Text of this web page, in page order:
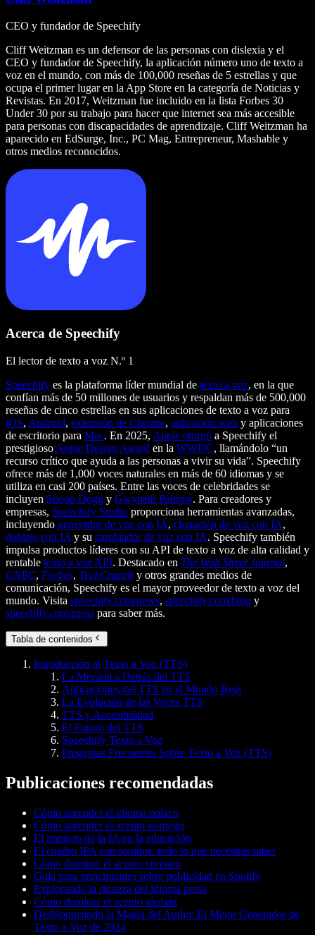
CEO y fundador de Speechify
Cliff Weitzman es un defensor de las personas con dislexia y el
CEO y fundador de Speechify, la aplicación número uno de texto a
voz en el mundo, con más de 100,000 reseñas de 5 estrellas y que
ocupa el primer lugar en la App Store en la categoría de Noticias y
Revistas. En 2017, Weitzman fue incluido en la lista Forbes 30
Under 30 por su trabajo para hacer que internet sea más accesible
para personas con discapacidades de aprendizaje. Cliff Weitzman ha
aparecido en EdSurge, Inc., PC Mag, Entrepreneur, Mashable y
otros medios reconocidos.
Acerca de Speechify
El lector de texto a voz N.º 1
Speechify es la plataforma líder mundial de texto a voz, en la que
confían más de 50 millones de usuarios y respaldan más de 500,000
reseñas de cinco estrellas en sus aplicaciones de texto a voz para
iOS, Android, extensión de Chrome, aplicación web y aplicaciones
de escritorio para Mac. En 2025, Apple otorgó a Speechify el
prestigioso Apple Design Award en la WWDC, llamándolo “un
recurso crítico que ayuda a las personas a vivir su vida”. Speechify
ofrece más de 1,000 voces naturales en más de 60 idiomas y se
utiliza en casi 200 países. Entre las voces de celebridades se
incluyen Snoop Dogg y Gwyneth Paltrow. Para creadores y
empresas, Speechify Studio proporciona herramientas avanzadas,
incluyendo generador de voz con IA, clonación de voz con IA,
doblaje con IA y su cambiador de voz con IA. Speechify también
impulsa productos líderes con su API de texto a voz de alta calidad y
rentable texto a voz API. Destacado en The Wall Street Journal,
CNBC, Forbes, TechCrunch y otros grandes medios de
comunicación, Speechify es el mayor proveedor de texto a voz del
mundo. Visita speechify.com/news, speechify.com/blog y
speechify.com/press para saber más.
Tabla de contenidos
Introducción al Texto a Voz (TTS)
La Mecánica Detrás del TTS
Aplicaciones del TTS en el Mundo Real
La Evolución de las Voces TTS
TTS y Accesibilidad
El Futuro del TTS
Speechify Texto a Voz
Preguntas Frecuentes Sobre Texto a Voz (TTS)
Publicaciones recomendadas
Cómo aprender el idioma polaco
Cómo aprender el acento noruego
El impacto de la IA en la educación
El cuadro IPA con sonidos: todo lo que necesitas saber
Cómo dominar el acento coreano
Guía para principiantes sobre publicidad en Spotify
Explorando la riqueza del idioma persa
Cómo dominar el acento alemán
Desbloqueando la Magia del Audio: El Mejor Generador de
Texto a Voz de 2024